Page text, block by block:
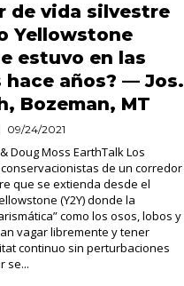
de vida silvestre
Yellowstone
estuvo en las
años? — Jos.
Bozeman, MT
09/24/2021
Doug Moss EarthTalk Los
de un corredor
que se extienda desde el
(Y2Y) donde la
como los osos, lobos y
vagar libremente y tener
continuo sin perturbaciones
se...